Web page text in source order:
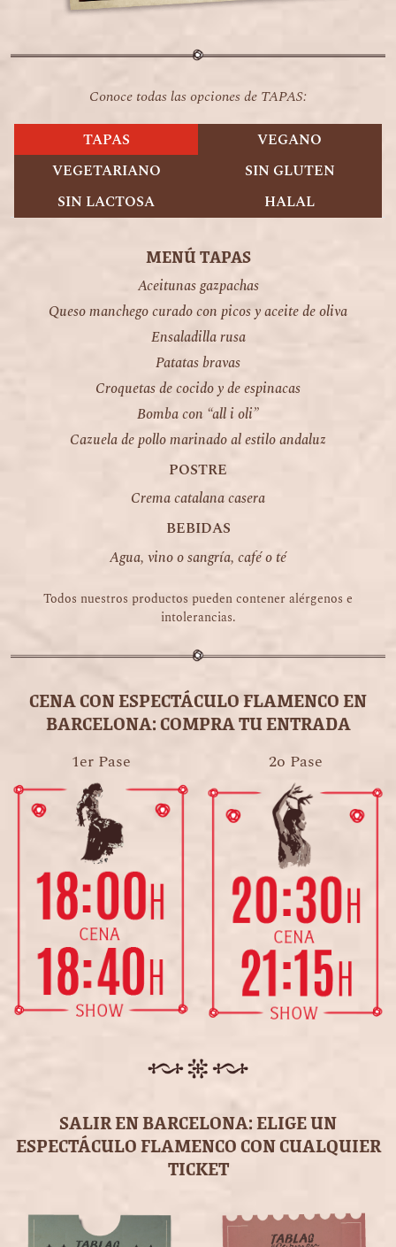
Conoce todas las opciones de TAPAS:
TAPAS
VEGANO
VEGETARIANO
SIN GLUTEN
SIN LACTOSA
HALAL
MENÚ TAPAS
Aceitunas gazpachas
Queso manchego curado con picos y aceite de oliva
Ensaladilla rusa
Patatas bravas
Croquetas de cocido y de espinacas
Bomba con “all i oli”
Cazuela de pollo marinado al estilo andaluz
POSTRE
Crema catalana casera
BEBIDAS
Agua, vino o sangría, café o té
Todos nuestros productos pueden contener alérgenos e
intolerancias.
CENA CON ESPECTÁCULO FLAMENCO EN
BARCELONA: COMPRA TU ENTRADA
1er Pase 2o Pase
SALIR EN BARCELONA: ELIGE UN
ESPECTÁCULO FLAMENCO CON CUALQUIER
TICKET